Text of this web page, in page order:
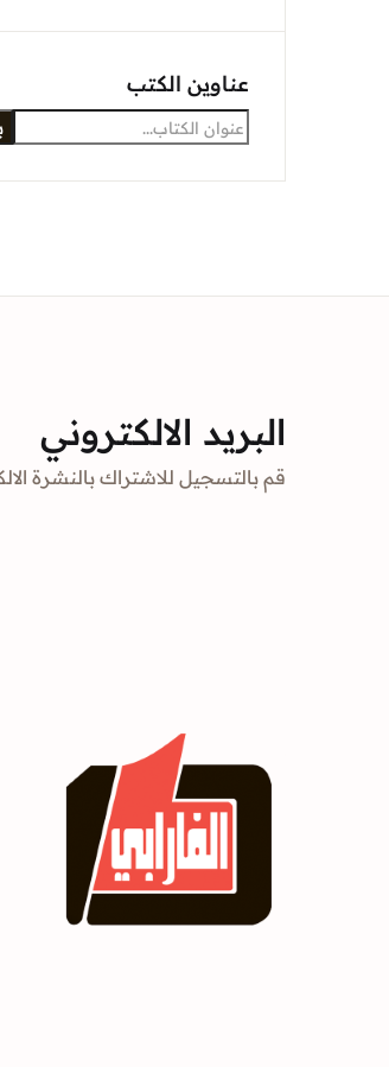
عناوين الكتب
البريد الالكتروني
قم بالتسجيل للاشتراك بالنشرة